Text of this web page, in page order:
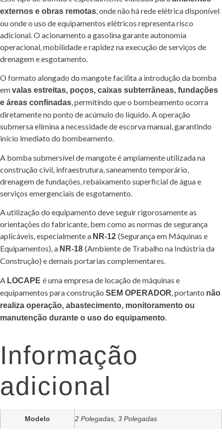
externos e obras remotas, onde não há rede elétrica disponível
ou onde o uso de equipamentos elétricos representa risco
adicional. O acionamento a gasolina garante autonomia
operacional, mobilidade e rapidez na execução de serviços de
drenagem e esgotamento.
O formato alongado do mangote facilita a introdução da bomba
emvalas estreitas, poços, caixas subterrâneas, fundações
e áreas confinadas, permitindo que o bombeamento ocorra
diretamente no ponto de acúmulo do líquido. A operação
submersa elimina a necessidade de escorva manual, garantindo
início imediato do bombeamento.
A bomba submersível de mangote é amplamente utilizada na
construção civil, infraestrutura, saneamento temporário,
drenagem de fundações, rebaixamento superficial de água e
serviços emergenciais de esgotamento.
A utilização do equipamento deve seguir rigorosamente as
orientações do fabricante, bem como as normas de segurança
aplicáveis, especialmente a NR-12 (Segurança em Máquinas e
Equipamentos), a NR-18 (Ambiente de Trabalho na Indústria da
Construção) e demais portarias complementares.
A LOCAPE é uma empresa de locação de máquinas e
equipamentos para construção SEM OPERADOR , portanto não
realiza operação, abastecimento, monitoramento ou
manutenção durante o uso do equipamento
Informação
adicional
Modelo 2 Polegadas, 3 Polegadas